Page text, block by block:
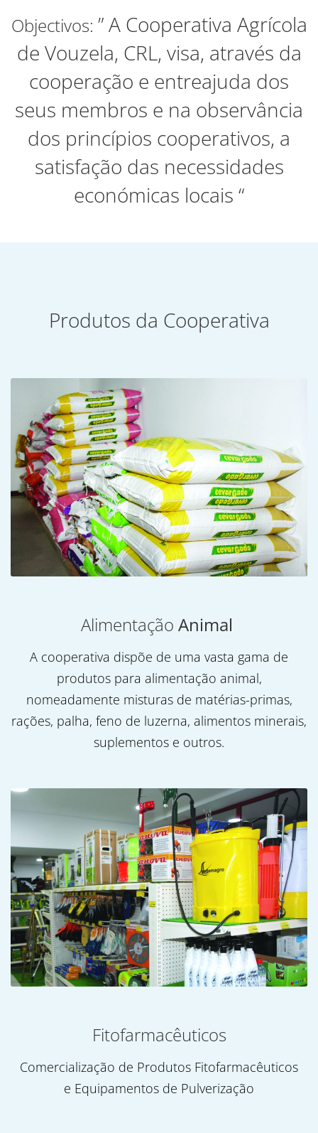
Objectivos: ” A Cooperativa Agrícola
de Vouzela, CRL, visa, através da
cooperação e entreajuda dos
seus membros e na observância
dos princípios cooperativos, a
satisfação das necessidades
económicas locais “
Produtos da Cooperativa
Alimentação Animal
A cooperativa dispõe de uma vasta gama de
produtos para alimentação animal,
nomeadamente misturas de matérias-primas,
rações, palha, feno de luzerna, alimentos minerais,
suplementos e outros.
Fitofarmacêuticos
Comercialização de Produtos Fitofarmacêuticos
e Equipamentos de Pulverização